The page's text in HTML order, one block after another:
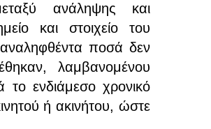
ανάληψης και
και στοιχείο του
ποσά δεν
λαμβανομένου
ενδιάμεσο χρονικό
ή ακινήτου, ώστε